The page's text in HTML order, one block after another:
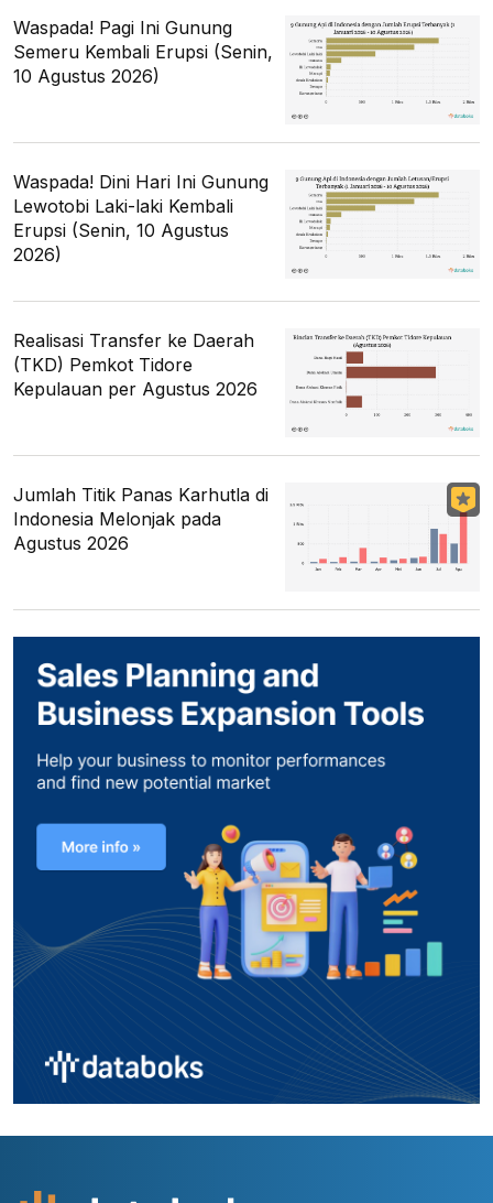
Waspada! Pagi Ini Gunung
Semeru Kembali Erupsi (Senin,
10 Agustus 2026)
Waspada! Dini Hari Ini Gunung
Lewotobi Laki-laki Kembali
Erupsi (Senin, 10 Agustus
2026)
Realisasi Transfer ke Daerah
(TKD) Pemkot Tidore
Kepulauan per Agustus 2026
Jumlah Titik Panas Karhutla di
Indonesia Melonjak pada
Agustus 2026